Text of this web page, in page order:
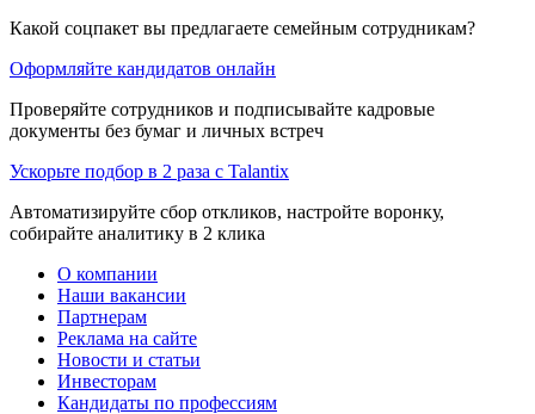
Какой соцпакет вы предлагаете семейным сотрудникам?
Оформляйте кандидатов онлайн
Проверяйте сотрудников и подписывайте кадровые
документы без бумаг и личных встреч
Ускорьте подбор в 2 раза с Talantix
Автоматизируйте сбор откликов, настройте воронку,
собирайте аналитику в 2 клика
О компании
Наши вакансии
Партнерам
Реклама на сайте
Новости и статьи
Инвесторам
Кандидаты по профессиям